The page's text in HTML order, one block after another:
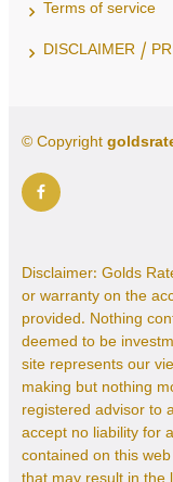
Terms of service
DISCLAIMER /
© Copyright
Disclaimer: Golds
or warranty on the
provided. Nothing
deemed to be
site represents our
making but nothing
registered advisor to
accept no liability for
contained on this